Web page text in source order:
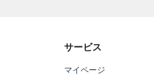
サービス
マイページ